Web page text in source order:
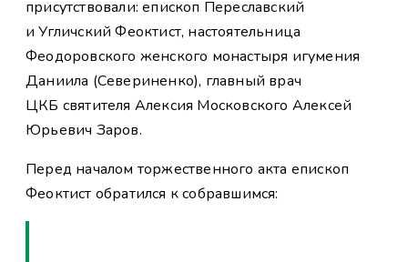
присутствовали: епископ Переславский
и Угличский Феоктист, настоятельница
Феодоровского женского монастыря игумения
Даниила (Севериненко), главный врач
ЦКБ святителя Алексия Московского Алексей
Юрьевич Заров.
Перед началом торжественного акта епископ
Феоктист обратился к собравшимся: